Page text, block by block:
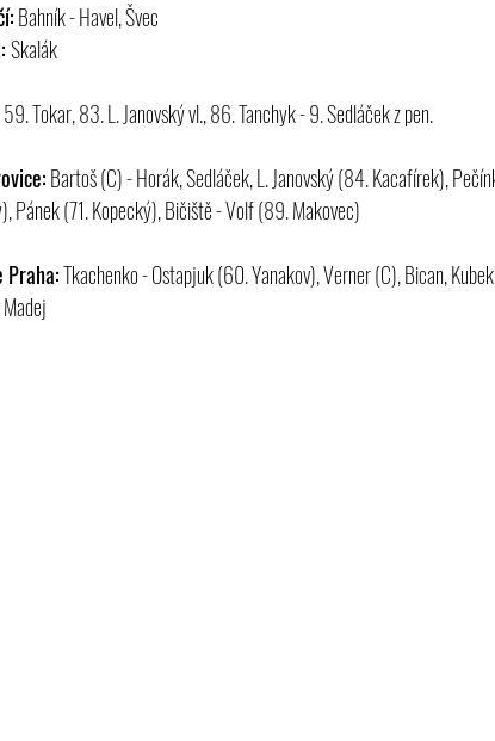
Bahník - Havel, Švec
Skalák
59. Tokar, 83. L. Janovský vl., 86. Tanchyk - 9. Sedláček z pen.
Bartoš (C) - Horák, Sedláček, L. Janovský (84. Kacafírek),
Pánek (71. Kopecký), Bičiště - Volf (89. Makovec)
Praha: Tkachenko - Ostapjuk (60. Yanakov), Verner (C), Bican,